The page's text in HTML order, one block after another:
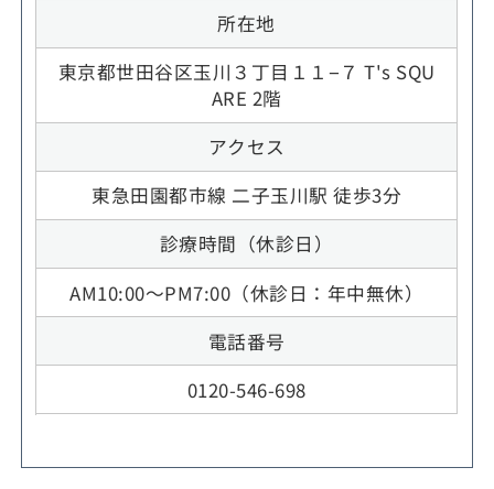
所在地
東京都世田谷区玉川３丁目１１−７ T's SQU
ARE 2階
アクセス
東急田園都市線 二子玉川駅 徒歩3分
診療時間（休診日）
AM10:00～PM7:00（休診日：年中無休）
電話番号
0120-546-698